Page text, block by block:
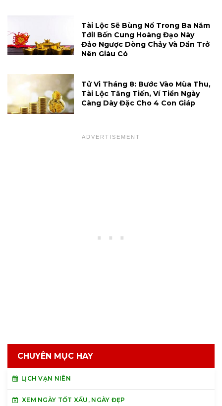
Tài Lộc Sẽ Bùng Nổ Trong Ba Năm
Tới! Bốn Cung Hoàng Đạo Này
Đảo Ngược Dòng Chảy Và Dần Trở
Nên Giàu Có
Tử Vi Tháng 8: Bước Vào Mùa Thu,
Tài Lộc Tăng Tiến, Ví Tiền Ngày
Càng Dày Đặc Cho 4 Con Giáp
CHUYÊN MỤC HAY
LỊCH VẠN NIÊN
XEM NGÀY TỐT XẤU, NGÀY ĐẸP